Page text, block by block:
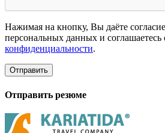
Нажимая на кнопку, Вы даёте
персональных данных и соглашаетесь
конфиденциальности.
Отправить
Отправить резюме